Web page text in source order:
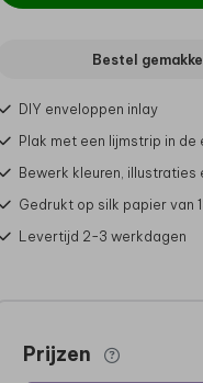
Bestel
DIY enveloppen inlay
Plak met een lijmstrip in de
Bewerk kleuren,
Gedrukt op silk papier van
Levertijd 2-3 werkdagen
Prijzen